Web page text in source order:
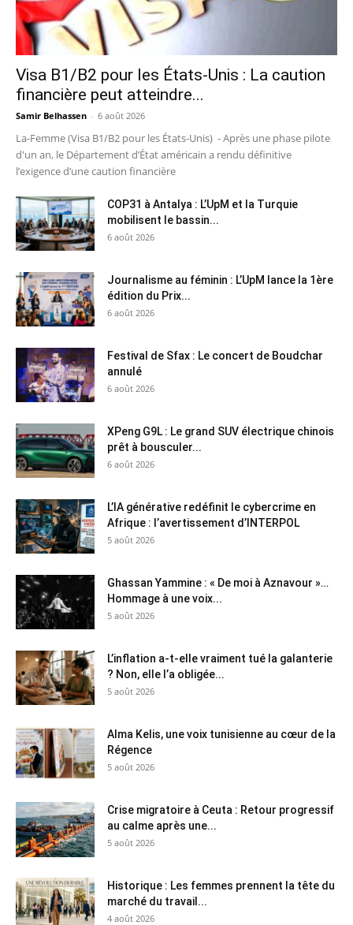
Visa B1/B2 pour les États-Unis : La caution
financière peut atteindre...
Samir Belhassen - 6 août 2026
La-Femme (Visa B1/B2 pour les États-Unis) - Après une phase pilote
d'un an, le Département d’État américain a rendu définitive
l’exigence d’une caution financière
COP31 à Antalya : L’UpM et la Turquie
mobilisent le bassin...
6 août 2026
Journalisme au féminin : L’UpM lance la 1ère
édition du Prix...
6 août 2026
Festival de Sfax : Le concert de Boudchar
annulé
6 août 2026
XPeng G9L : Le grand SUV électrique chinois
prêt à bousculer...
6 août 2026
L’IA générative redéfinit le cybercrime en
Afrique : l’avertissement d’INTERPOL
5 août 2026
Ghassan Yammine : « De moi à Aznavour »…
Hommage à une voix...
5 août 2026
L’inflation a-t-elle vraiment tué la galanterie
? Non, elle l’a obligée...
5 août 2026
Alma Kelis, une voix tunisienne au cœur de la
Régence
5 août 2026
Crise migratoire à Ceuta : Retour progressif
au calme après une...
5 août 2026
Historique : Les femmes prennent la tête du
marché du travail...
4 août 2026